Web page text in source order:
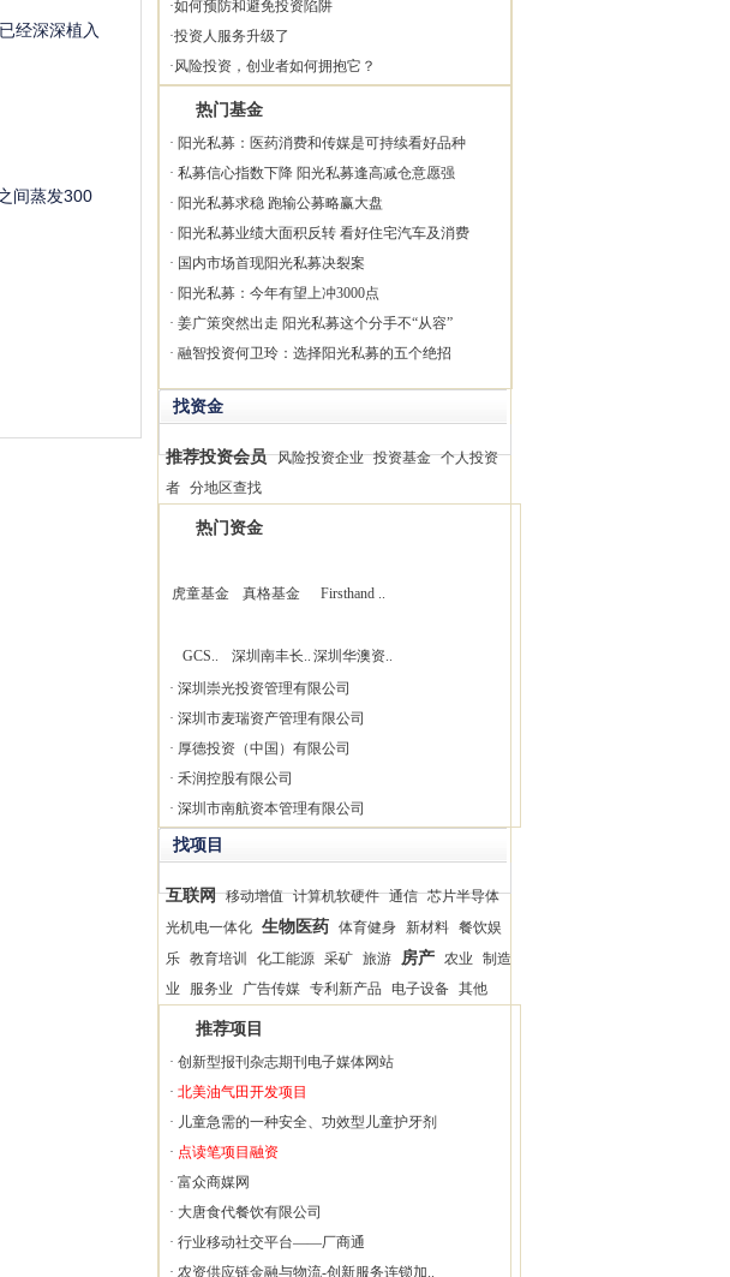
经深深植入
间蒸发300
·如何预防和避免投资陷阱
·投资人服务升级了
·风险投资，创业者如何拥抱它？
热门基金
· 阳光私募：医药消费和传媒是可持续看好品种
· 私募信心指数下降 阳光私募逢高减仓意愿强
· 阳光私募求稳 跑输公募略赢大盘
· 阳光私募业绩大面积反转 看好住宅汽车及消费
· 国内市场首现阳光私募决裂案
· 阳光私募：今年有望上冲3000点
· 姜广策突然出走 阳光私募这个分手不“从容”
· 融智投资何卫玲：选择阳光私募的五个绝招
找资金
推荐投资会员 风险投资企业 投资基金 个人投资
者 分地区查找
热门资金
虎童基金 真格基金 Firsthand ..
GCS.. 深圳南丰长.. 深圳华澳资..
· 深圳崇光投资管理有限公司
· 深圳市麦瑞资产管理有限公司
· 厚德投资（中国）有限公司
· 禾润控股有限公司
· 深圳市南航资本管理有限公司
找项目
互联网 移动增值 计算机软硬件 通信 芯片半导体
光机电一体化 生物医药 体育健身 新材料 餐饮娱
乐 教育培训 化工能源 采矿 旅游 房产 农业
制造
业
服务业 广告传媒 专利新产品 电子设备 其他
推荐项目
· 创新型报刊杂志期刊电子媒体网站
· 北美油气田开发项目
· 儿童急需的一种安全、功效型儿童护牙剂
· 点读笔项目融资
· 富众商媒网
· 大唐食代餐饮有限公司
· 行业移动社交平台——厂商通
· 农资供应链金融与物流-创新服务连锁加..